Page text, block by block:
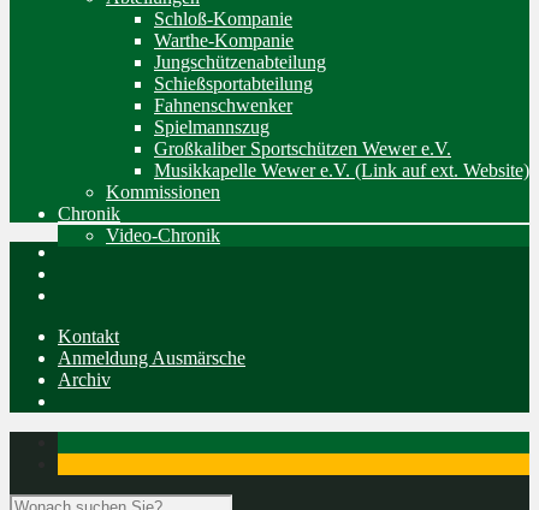
Schloß-Kompanie
Warthe-Kompanie
Jungschützenabteilung
Schießsportabteilung
Fahnenschwenker
Spielmannszug
Großkaliber Sportschützen Wewer e.V.
Musikkapelle Wewer e.V. (Link auf ext. Website)
Kommissionen
Chronik
Video-Chronik
Kontakt
Anmeldung Ausmärsche
Archiv